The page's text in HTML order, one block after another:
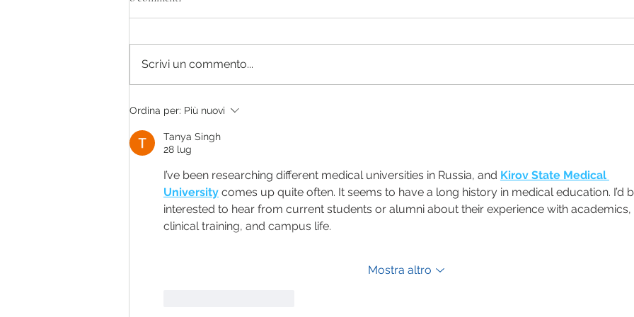
SOCIAL GARDENING: AL VIA
MODULO
SULL’AGRICOLTURA
SOSTENIBILE
Scrivi un commento...
Ordina per: Più nuovi
Tanya Singh
28 lug
I’ve been researching different medical universities in Russia, and Kirov State Medical
University comes up quite often. It seems to have a long history in medical education. I’d
interested to hear from current students or alumni about their experience with academics,
clinical training, and campus life.
Mostra altro